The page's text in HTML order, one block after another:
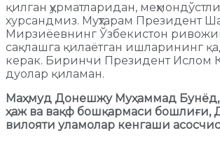
қилган ҳурматларидан,
хурсандмиз. Муҳтарам Президент
Мирзиёевнинг Ўзбекистон
сақлашга қилаётган ишларининг
керак. Биринчи Президент Ислом
дуолар қиламан.
Маҳмуд Донешжу Муҳаммад Бунёд,
ҳаж ва вақф бошқармаси бошлиғи,
вилояти уламолар кенгаши